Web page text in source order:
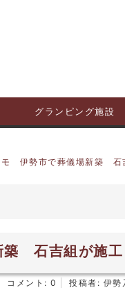
グランピング施設
モ 伊勢市で葬儀場新築 石
築 石吉組が施工
コメント: 0 投稿者: 伊勢